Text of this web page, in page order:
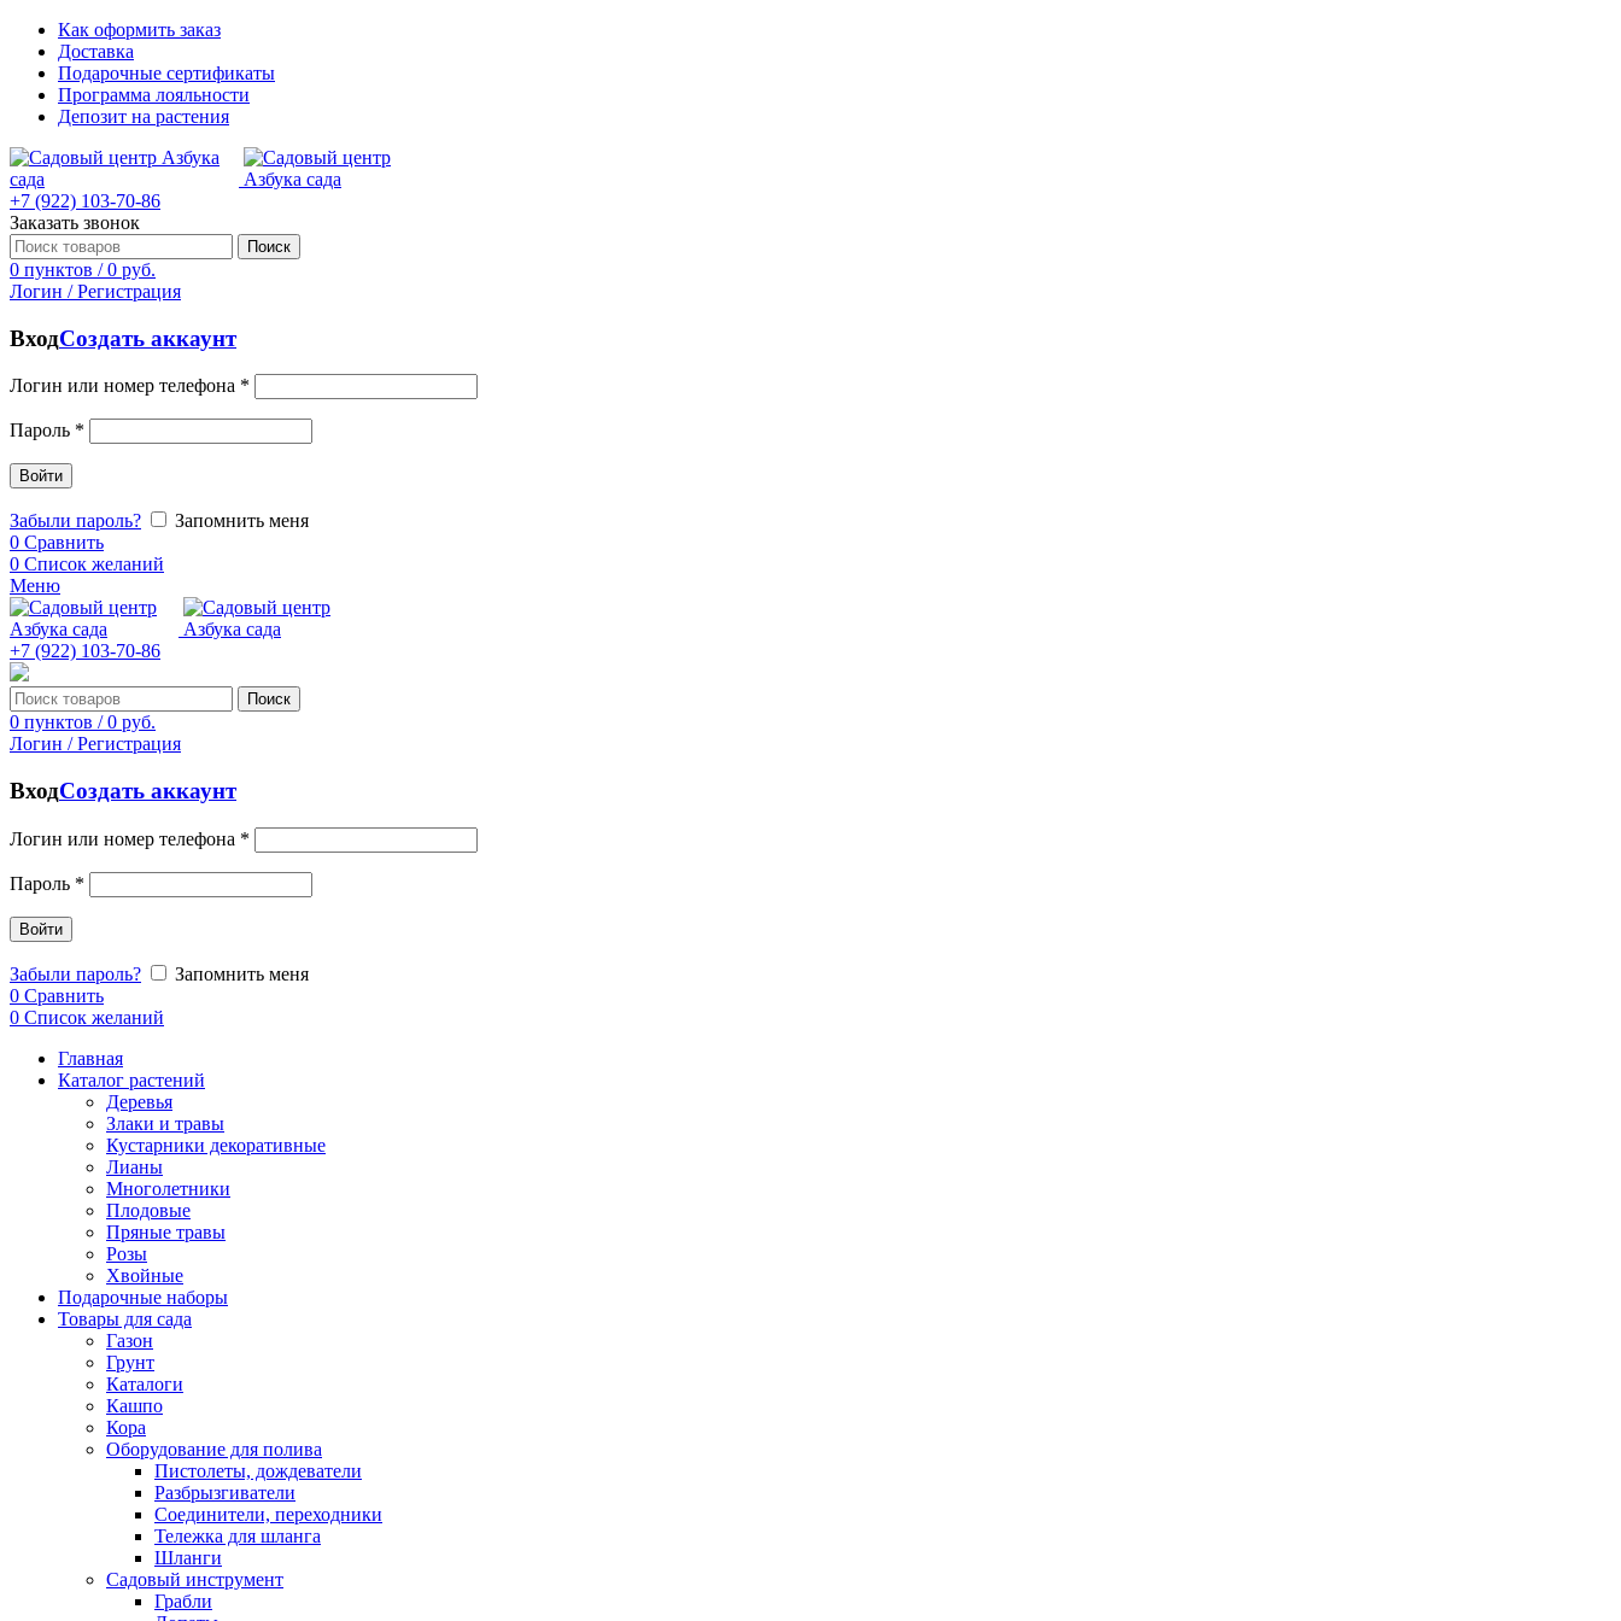
Как оформить заказ
Доставка
Подарочные сертификаты
Программа лояльности
Депозит на растения
+7 (922) 103-70-86
Заказать звонок
Поиск
0 пунктов / 0 руб.
Логин / Регистрация
ВходСоздать аккаунт
Логин или номер телефона *
Пароль *
Войти
Забыли пароль?
Запомнить меня
0 Сравнить
0 Список желаний
Меню
+7 (922) 103-70-86
Поиск
0 пунктов / 0 руб.
Логин / Регистрация
ВходСоздать аккаунт
Логин или номер телефона *
Пароль *
Войти
Забыли пароль?
Запомнить меня
0 Сравнить
0 Список желаний
Главная
Каталог растений
Деревья
Злаки и травы
Кустарники декоративные
Лианы
Многолетники
Плодовые
Пряные травы
Розы
Хвойные
Подарочные наборы
Товары для сада
Газон
Грунт
Каталоги
Кашпо
Кора
Оборудование для полива
Пистолеты, дождеватели
Разбрызгиватели
Соединители, переходники
Тележка для шланга
Шланги
Садовый инструмент
Грабли